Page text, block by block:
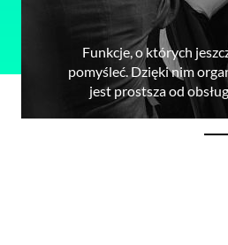
Funkcje, o których
pomyśleć. Dzięki nim
jest prostsza od